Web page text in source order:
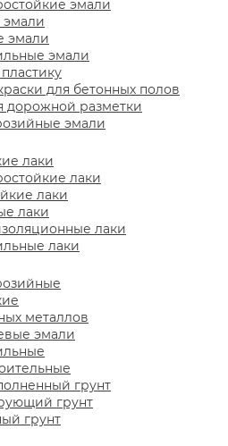
эмали
эмали
эмали
для бетонных полов
дорожной разметки
эмали
лаки
лаки
лаки
лаки
лаки
лаки
металлов
эмали
грунт
грунт
грунт